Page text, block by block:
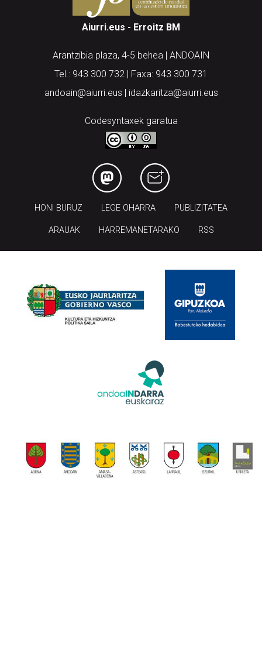
Aiurri.eus - Erroitz BM
Arantzibia plaza, 4-5 behea | ANDOAIN
Tel.: 943 300 732 | Faxa: 943 300 731
andoain@aiurri.eus | idazkaritza@aiurri.eus
Codesyntaxek garatua
HONI BURUZ LEGE OHARRA PUBLIZITATEA
ARAUAK HARREMANETARAKO RSS